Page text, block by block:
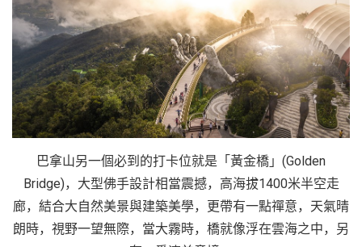
巴拿山另一個必到的打卡位就是「黃金橋」(Golden
Bridge)，大型佛手設計相當震撼，高海拔1400米半空走
廊，結合大自然美景與建築美學，更帶有一點禪意，天氣晴
朗時，視野一望無際，當大霧時，橋就像浮在雲海之中，另